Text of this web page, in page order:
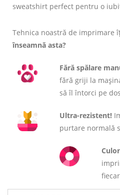
sweatshirt perfect pentru o
Tehnica noastră de imprimare
înseamnă asta?
Fără spălare
fără griji la
să îl întorci pe
Ultra-rezistent!
purtare normală